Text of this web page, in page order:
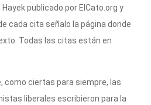
publicado por ElCato.org y
cada cita señalo la página donde
Todas las citas están en
como ciertas para siempre, las
liberales escribieron para la